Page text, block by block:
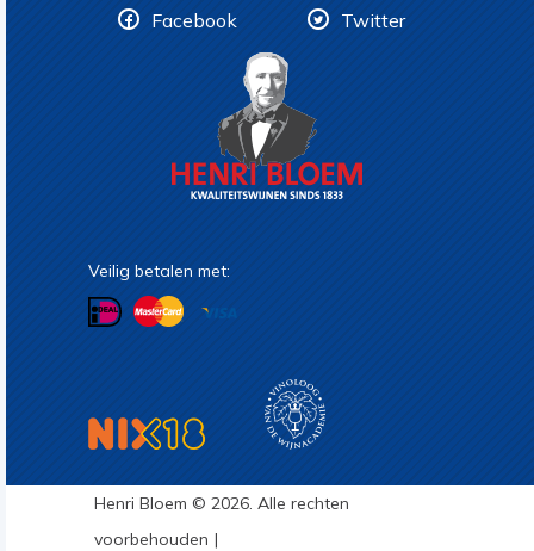
Facebook Twitter
Veilig betalen met:
Henri Bloem © 2026. Alle rechten
voorbehouden